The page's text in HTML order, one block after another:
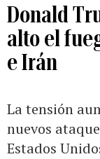
Donald
alto el
e Irán
La tensión
nuevos
Estados